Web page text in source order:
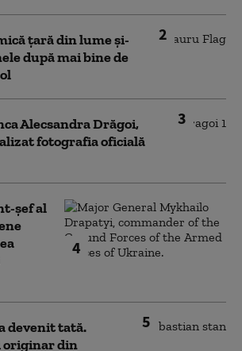
2
țară din lume și-
după mai bine de
3
Alecsandra Drăgoi,
fotografia oficială
4
șef al
5
devenit tată.
din